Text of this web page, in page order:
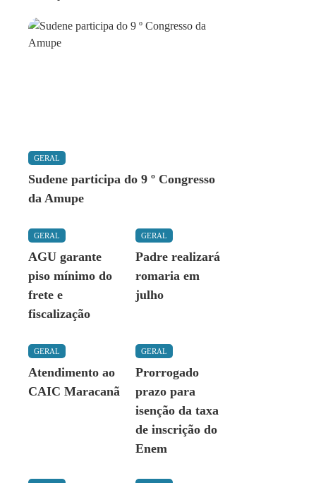
GERAL
Sudene participa do 9 º Congresso
da Amupe
GERAL
AGU garante
piso mínimo do
frete e
fiscalização
GERAL
Padre realizará
romaria em
julho
GERAL
Atendimento ao
CAIC Maracanã
GERAL
Prorrogado
prazo para
isenção da taxa
de inscrição do
Enem